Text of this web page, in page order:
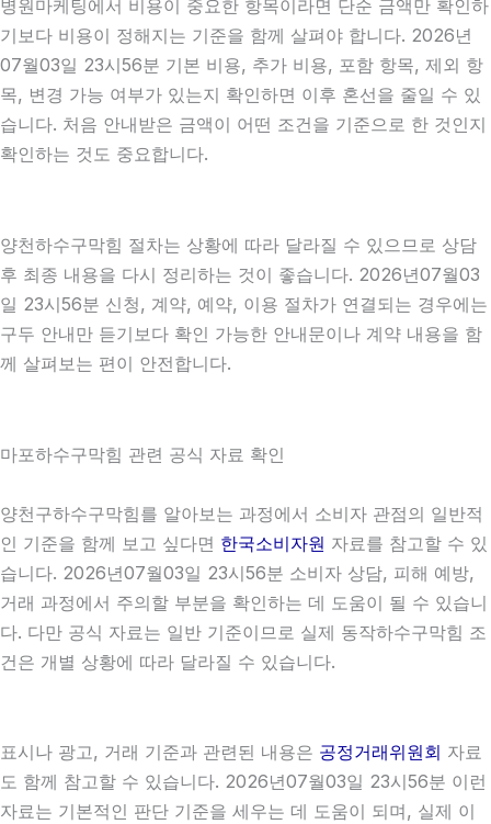
병원마케팅에서 비용이 중요한 항목이라면 단순 금액만 확인하
기보다 비용이 정해지는 기준을 함께 살펴야 합니다. 2026년
07월03일 23시56분 기본 비용, 추가 비용, 포함 항목, 제외 항
목, 변경 가능 여부가 있는지 확인하면 이후 혼선을 줄일 수 있
습니다. 처음 안내받은 금액이 어떤 조건을 기준으로 한 것인지
확인하는 것도 중요합니다.
양천하수구막힘 절차는 상황에 따라 달라질 수 있으므로 상담
후 최종 내용을 다시 정리하는 것이 좋습니다. 2026년07월03
일 23시56분 신청, 계약, 예약, 이용 절차가 연결되는 경우에는
구두 안내만 듣기보다 확인 가능한 안내문이나 계약 내용을 함
께 살펴보는 편이 안전합니다.
마포하수구막힘 관련 공식 자료 확인
양천구하수구막힘를 알아보는 과정에서 소비자 관점의 일반적
인 기준을 함께 보고 싶다면 한국소비자원 자료를 참고할 수 있
습니다. 2026년07월03일 23시56분 소비자 상담, 피해 예방,
거래 과정에서 주의할 부분을 확인하는 데 도움이 될 수 있습니
다. 다만 공식 자료는 일반 기준이므로 실제 동작하수구막힘 조
건은 개별 상황에 따라 달라질 수 있습니다.
표시나 광고, 거래 기준과 관련된 내용은 공정거래위원회 자료
도 함께 참고할 수 있습니다. 2026년07월03일 23시56분 이런
자료는 기본적인 판단 기준을 세우는 데 도움이 되며, 실제 이